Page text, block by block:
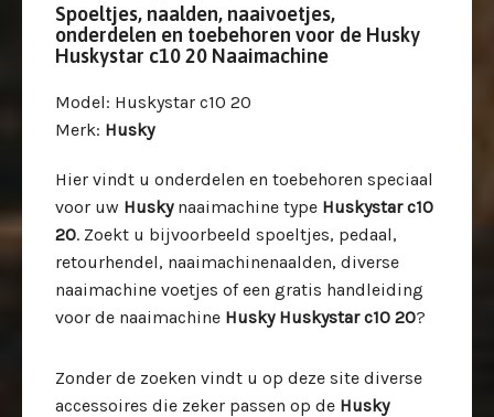
Spoeltjes, naalden, naaivoetjes,
onderdelen en toebehoren voor de Husky
Huskystar c10 20 Naaimachine
Model: Huskystar c10 20
Merk: Husky
Hier vindt u onderdelen en toebehoren speciaal
voor uw Huskynaaimachine type Huskystar c10
20. Zoekt u bijvoorbeeld spoeltjes, pedaal,
retourhendel, naaimachinenaalden, diverse
naaimachine voetjes of een gratis handleiding
voor de naaimachine Husky Huskystar c10 20?
Zonder de zoeken vindt u op deze site diverse
accessoires die zeker passen op de Husky